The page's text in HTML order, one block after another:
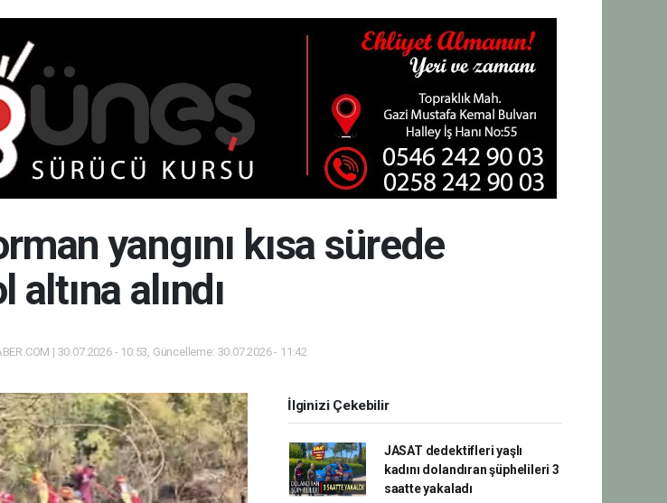
yangını kısa sürede
altına alındı
| 30.07.2026 - 10:53, Güncelleme: 30.07.2026 - 11:42
İlginizi Çekebilir
JASAT dedektifleri yaşlı
kadını dolandıran şüphelileri 3
saatte yakaladı